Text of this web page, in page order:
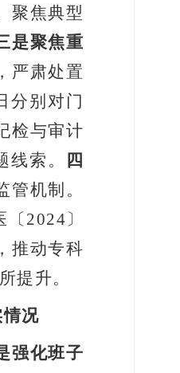
聚焦典型
是聚焦重
严肃处置
分别对门
检与审计
索。
四
机制。
〔 2024〕
推动专科
提升。
况
强化班子